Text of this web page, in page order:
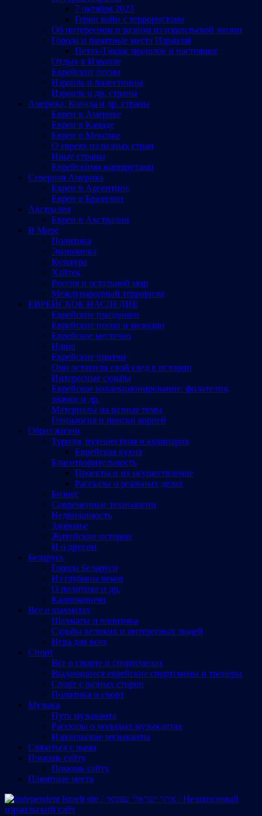
7 октября 2023
Герои войн с террористами
Об интересном и разном из израильской жизни
Города и памятные места Израиляl
Петах-Тиква: прошлое и настоящее
Отдых в Израиле
Еврейские песни
Израиль и палестинцы
Израиль и др. страны
Америка, Канада и др. страны
Евреи в Америке
Евреи в Канаде
Евреи в Мексике
О евреях из разных стран
Иные страны
Еврейскими маршрутами
Северная Америка
Евреи в Аргентине
Евреи в Бразилии
Австралия
Евреи в Австралии
В Мире
Политика
Экономика
Культура
Хайтек
Россия и остальной мир
Международный терроризм
ЕВРЕЙСКОЕ НАСЛЕДИЕ
Еврейские праздники
Еврейские песни и мелодии
Еврейское местечко
Идиш
Еврейские притчи
Они оставили свой след в истории
Интересные судьбы
Еврейское коллекционирование: филателия,
значки и др.
Материалы на разные темы
Генеалогия и поиски корней
Образ жизни
Туризм, путешествия и кулинария
Еврейская кухня
Благотворительность
Проекты и их осуществление
Рассказы о реальных делах
Бизнес
Современные технологии
Недвижимость
Здоровье
Житейские истории
И о другом
Беларусь
Города Беларуси
Из глубины веков
О политике и др.
Калинковичи
Все о шахматах
Шахматы и политика
Судьбы великих и интересных людей
Игра для всех
Спорт
Все о спорте и спортсменах
Выдающиеся еврейские спортсмены и тренеры
Спорт с разных сторон
Политика и спорт
Музыка
Путь музыканта
Рассказы о молодых музыкантах
Израильские музыканты
Cвязаться с нами
Помощь сайту
Помощь сайту
Памятные места